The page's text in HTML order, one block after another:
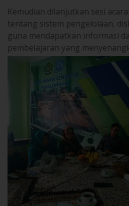
guna mendapatkan informasi
pembelajaran yang